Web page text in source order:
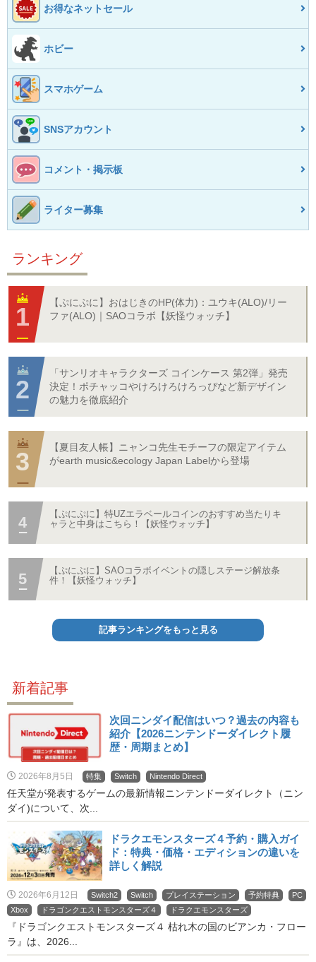
お得なネットセール
ホビー
スマホゲーム
SNSアカウント
コメント・掲示板
ライター募集
ランキング
【ぷにぷに】おはじきのHP(体力)：ユウキ(ALO)/リー
ファ(ALO)｜SAOコラボ【妖怪ウォッチ】
「サンリオキャラクターズ コインケース 第2弾」発売
決定！ポチャッコやけろけろけろっぴなど新デザイン
の魅力を徹底紹介
【夏目友人帳】ニャンコ先生モチーフの限定アイテム
がearth music&ecology Japan Labelから登場
【ぷにぷに】特UZエラベールコインのおすすめ当たりキ
ャラと中身はこちら！【妖怪ウォッチ】
【ぷにぷに】SAOコラボイベントの隠しステージ解放条
件！【妖怪ウォッチ】
記事ランキングをもっと見る
新着記事
次回ニンダイ配信はいつ？過去の内容も
紹介【2026ニンテンドーダイレクト履
歴・周期まとめ】
2026年8月5日 特集 Switch Nintendo Direct
任天堂が発表するゲームの最新情報ニンテンドーダイレクト（ニン
ダイ)について、次...
ドラクエモンスターズ４予約・購入ガイ
ド：特典・価格・エディションの違いを
詳しく解説
2026年6月12日 Switch2 Switch プレイステーション 予約特典
PC
Xbox
ドラゴンクエストモンスターズ４ ドラクエモンスターズ
『ドラゴンクエストモンスターズ４ 枯れ木の国のビアンカ・フロー
ラ』は、2026...